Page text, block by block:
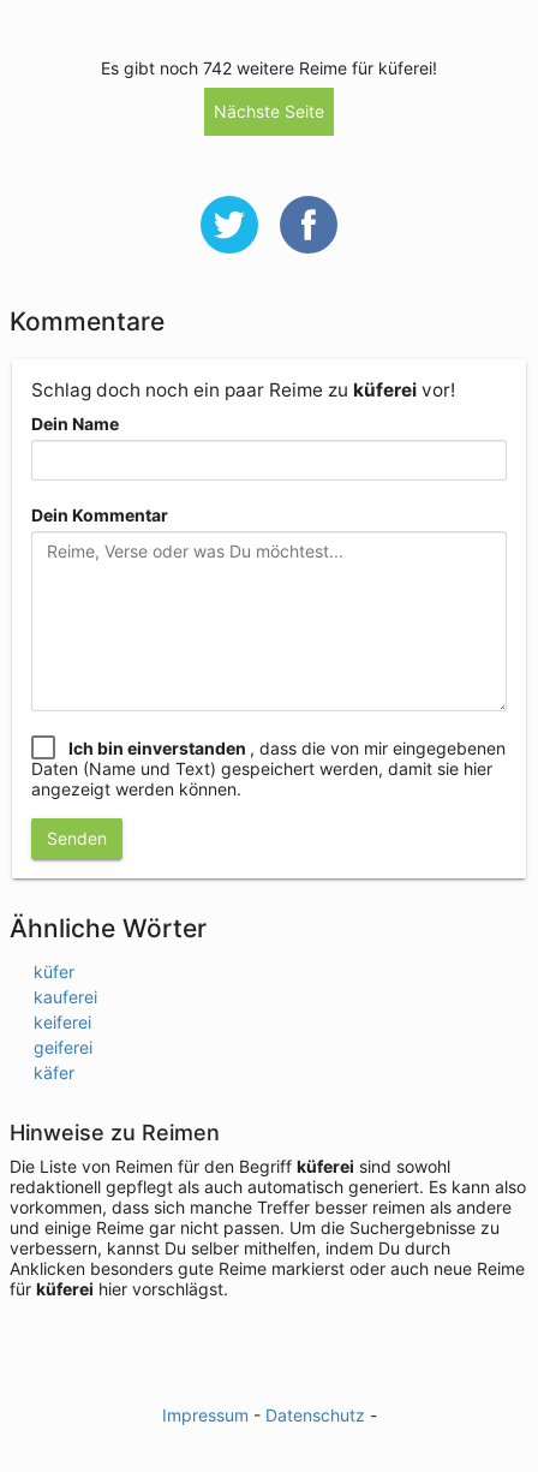
Es gibt noch 742 weitere Reime für küferei!
Nächste Seite
Kommentare
Schlag doch noch ein paar Reime zu küferei vor!
Dein Name
Dein Kommentar
Ich bin einverstanden , dass die von mir eingegebenen
Daten (Name und Text) gespeichert werden, damit sie hier
angezeigt werden können.
Senden
Ähnliche Wörter
küfer
kauferei
keiferei
geiferei
käfer
Hinweise zu Reimen
Die Liste von Reimen für den Begriff küferei sind sowohl
redaktionell gepflegt als auch automatisch generiert. Es kann also
vorkommen, dass sich manche Treffer besser reimen als andere
und einige Reime gar nicht passen. Um die Suchergebnisse zu
verbessern, kannst Du selber mithelfen, indem Du durch
Anklicken besonders gute Reime markierst oder auch neue Reime
für küferei hier vorschlägst.
Impressum - Datenschutz -